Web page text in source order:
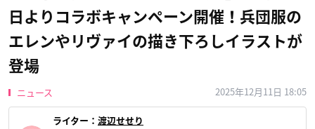
日よりコラボキャンペーン開催！兵団服の
エレンやリヴァイの描き下ろしイラストが
登場
ニュース 2025年12月11日 18:05
ライター： 渡辺せせり